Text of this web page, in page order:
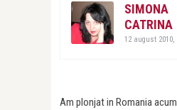
SIMONA
CATRINA
12 august 2010,
Am plonjat in Romania